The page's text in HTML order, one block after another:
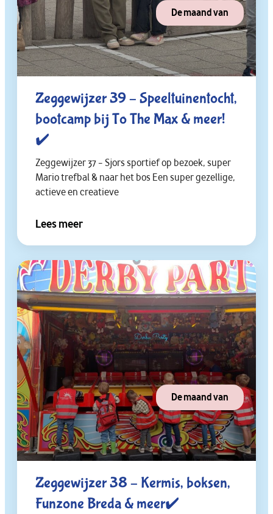
De maand van
Zeggewijzer 39 – Speeltuinentocht,
bootcamp bij To The Max & meer!
✔️
Zeggewijzer 37 – Sjors sportief op bezoek, super
Mario trefbal & naar het bos Een super gezellige,
actieve en creatieve
Lees meer
De maand van
Zeggewijzer 38 – Kermis, boksen,
Funzone Breda & meer✔️